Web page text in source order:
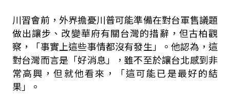
川習會前，外界擔憂川普可能準備在對台軍售議題
做出讓步、改變華府有關台灣的措辭，但古柏觀
察，「事實上這些事情都沒有發生」。他認為，這
對台灣而言是「好消息」，雖不至於讓台北感到非
常高興，但就他看來，「這可能已是最好的結
果」。